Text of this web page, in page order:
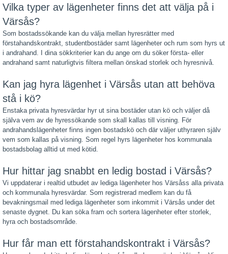
Vilka typer av lägenheter finns det att välja på i
Värsås?
Som bostadssökande kan du välja mellan hyresrätter med
förstahandskontrakt, studentbostäder samt lägenheter och rum som hyrs ut
i andrahand. I dina sökkriterier kan du ange om du söker första- eller
andrahand samt naturligtvis filtera mellan önskad storlek och hyresnivå.
Kan jag hyra lägenhet i Värsås utan att behöva
stå i kö?
Enstaka privata hyresvärdar hyr ut sina bostäder utan kö och väljer då
själva vem av de hyressökande som skall kallas till visning. För
andrahandslägenheter finns ingen bostadskö och där väljer uthyraren själv
vem som kallas på visning. Som regel hyrs lägenheter hos kommunala
bostadsbolag alltid ut med kötid.
Hur hittar jag snabbt en ledig bostad i Värsås?
Vi uppdaterar i realtid utbudet av lediga lägenheter hos Värsåss alla privata
och kommunala hyresvärdar. Som registrerad medlem kan du få
bevakningsmail med lediga lägenheter som inkommit i Värsås under det
senaste dygnet. Du kan söka fram och sortera lägenheter efter storlek,
hyra och bostadsområde.
Hur får man ett förstahandskontrakt i Värsås?